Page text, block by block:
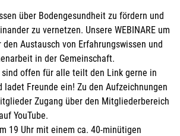
über Bodengesundheit zu fördern und
zu vernetzen. Unsere WEBINARE um
Austausch von Erfahrungswissen und
in der Gemeinschaft.
sind offen für alle teilt den Link gerne in
ladet Freunde ein! Zu den Aufzeichnungen
Zugang über den Mitgliederbereich
YouTube.
19 Uhr mit einem ca. 40-minütigen